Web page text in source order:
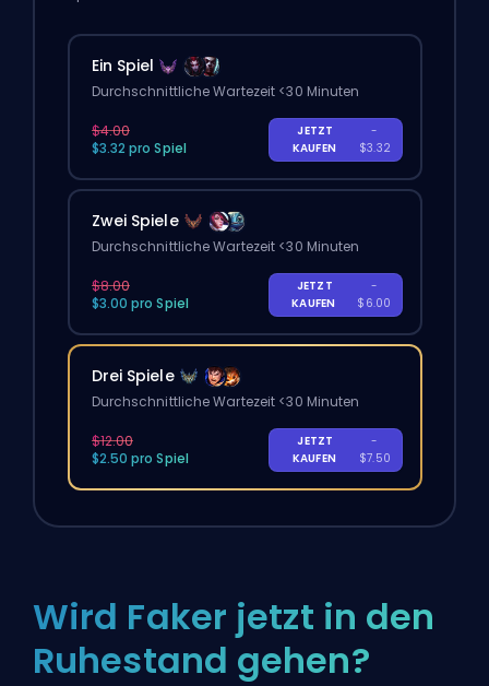
Ein Spiel
Durchschnittliche Wartezeit <30 Minuten
$4.00
$3.32 pro Spiel
JETZT
KAUFEN
-
$3.32
Zwei Spiele
Durchschnittliche Wartezeit <30 Minuten
$8.00
$3.00 pro Spiel
JETZT
KAUFEN
-
$6.00
Drei Spiele
Durchschnittliche Wartezeit <30 Minuten
$12.00
$2.50 pro Spiel
JETZT
KAUFEN
-
$7.50
Wird Faker jetzt in den
Ruhestand gehen?